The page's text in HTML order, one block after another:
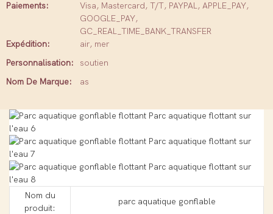
Paiements:
Visa, Mastercard, T/T, PAYPAL, APPLE_PAY,
GOOGLE_PAY,
GC_REAL_TIME_BANK_TRANSFER
Expédition:
air, mer
Personnalisation:
soutien
Nom De Marque:
as
Nom du
produit:
parc aquatique gonflable